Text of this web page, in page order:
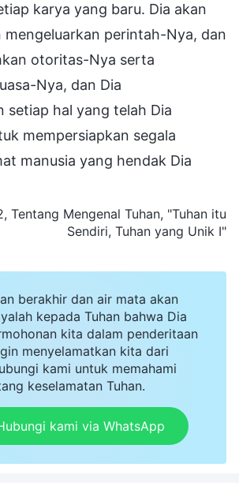
karya yang baru. Dia akan
mengeluarkan perintah-Nya, dan
otoritas-Nya serta
Nya, dan Dia
setiap hal yang telah Dia
mempersiapkan segala
manusia yang hendak Dia
Tentang Mengenal Tuhan, "Tuhan itu
Sendiri, Tuhan yang Unik I"
berakhir dan air mata akan
kepada Tuhan bahwa Dia
kita dalam penderitaan
menyelamatkan kita dari
kami untuk memahami
keselamatan Tuhan.
kami via WhatsApp